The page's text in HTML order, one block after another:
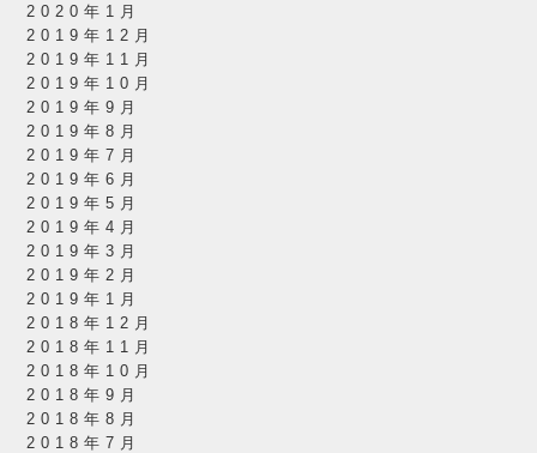
2020年1月
2019年12月
2019年11月
2019年10月
2019年9月
2019年8月
2019年7月
2019年6月
2019年5月
2019年4月
2019年3月
2019年2月
2019年1月
2018年12月
2018年11月
2018年10月
2018年9月
2018年8月
2018年7月